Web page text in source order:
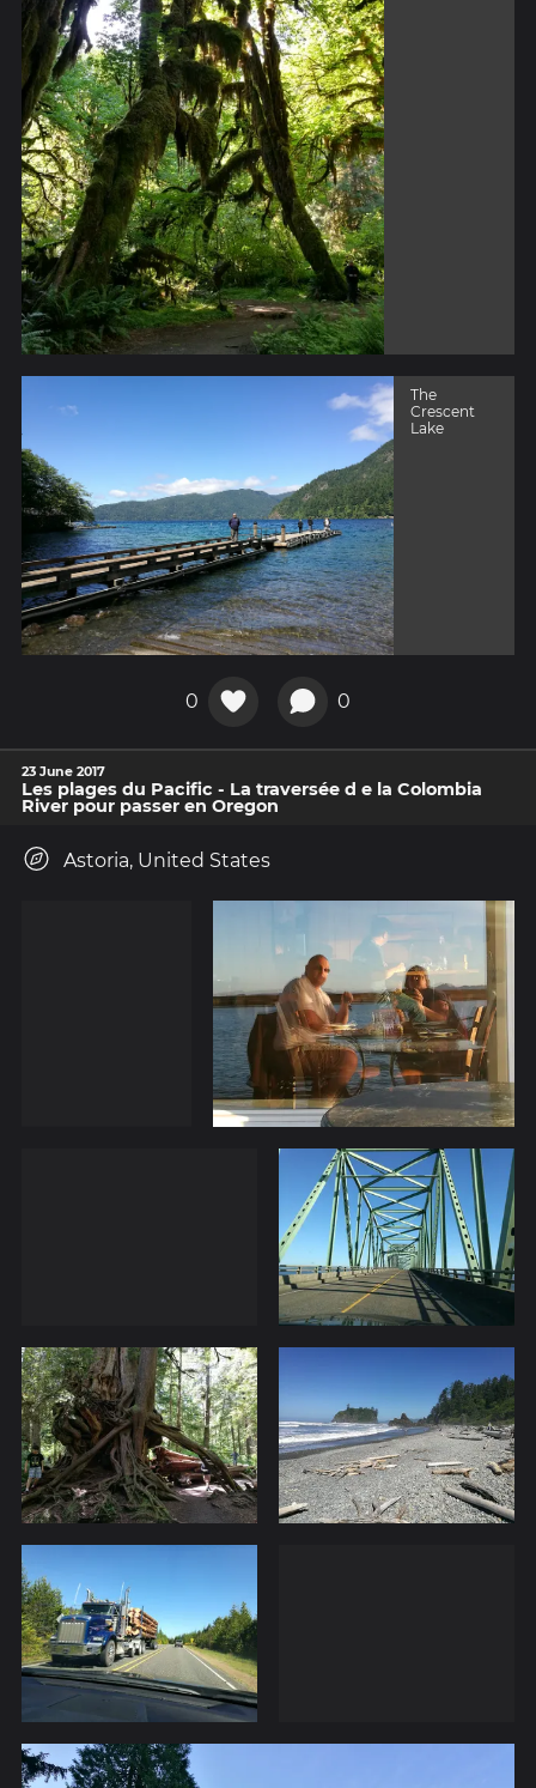
The
Crescent
Lake
0 0
23 June 2017
Les plages du Pacific - La traversée d e la Colombia
River pour passer en Oregon
Astoria, United States